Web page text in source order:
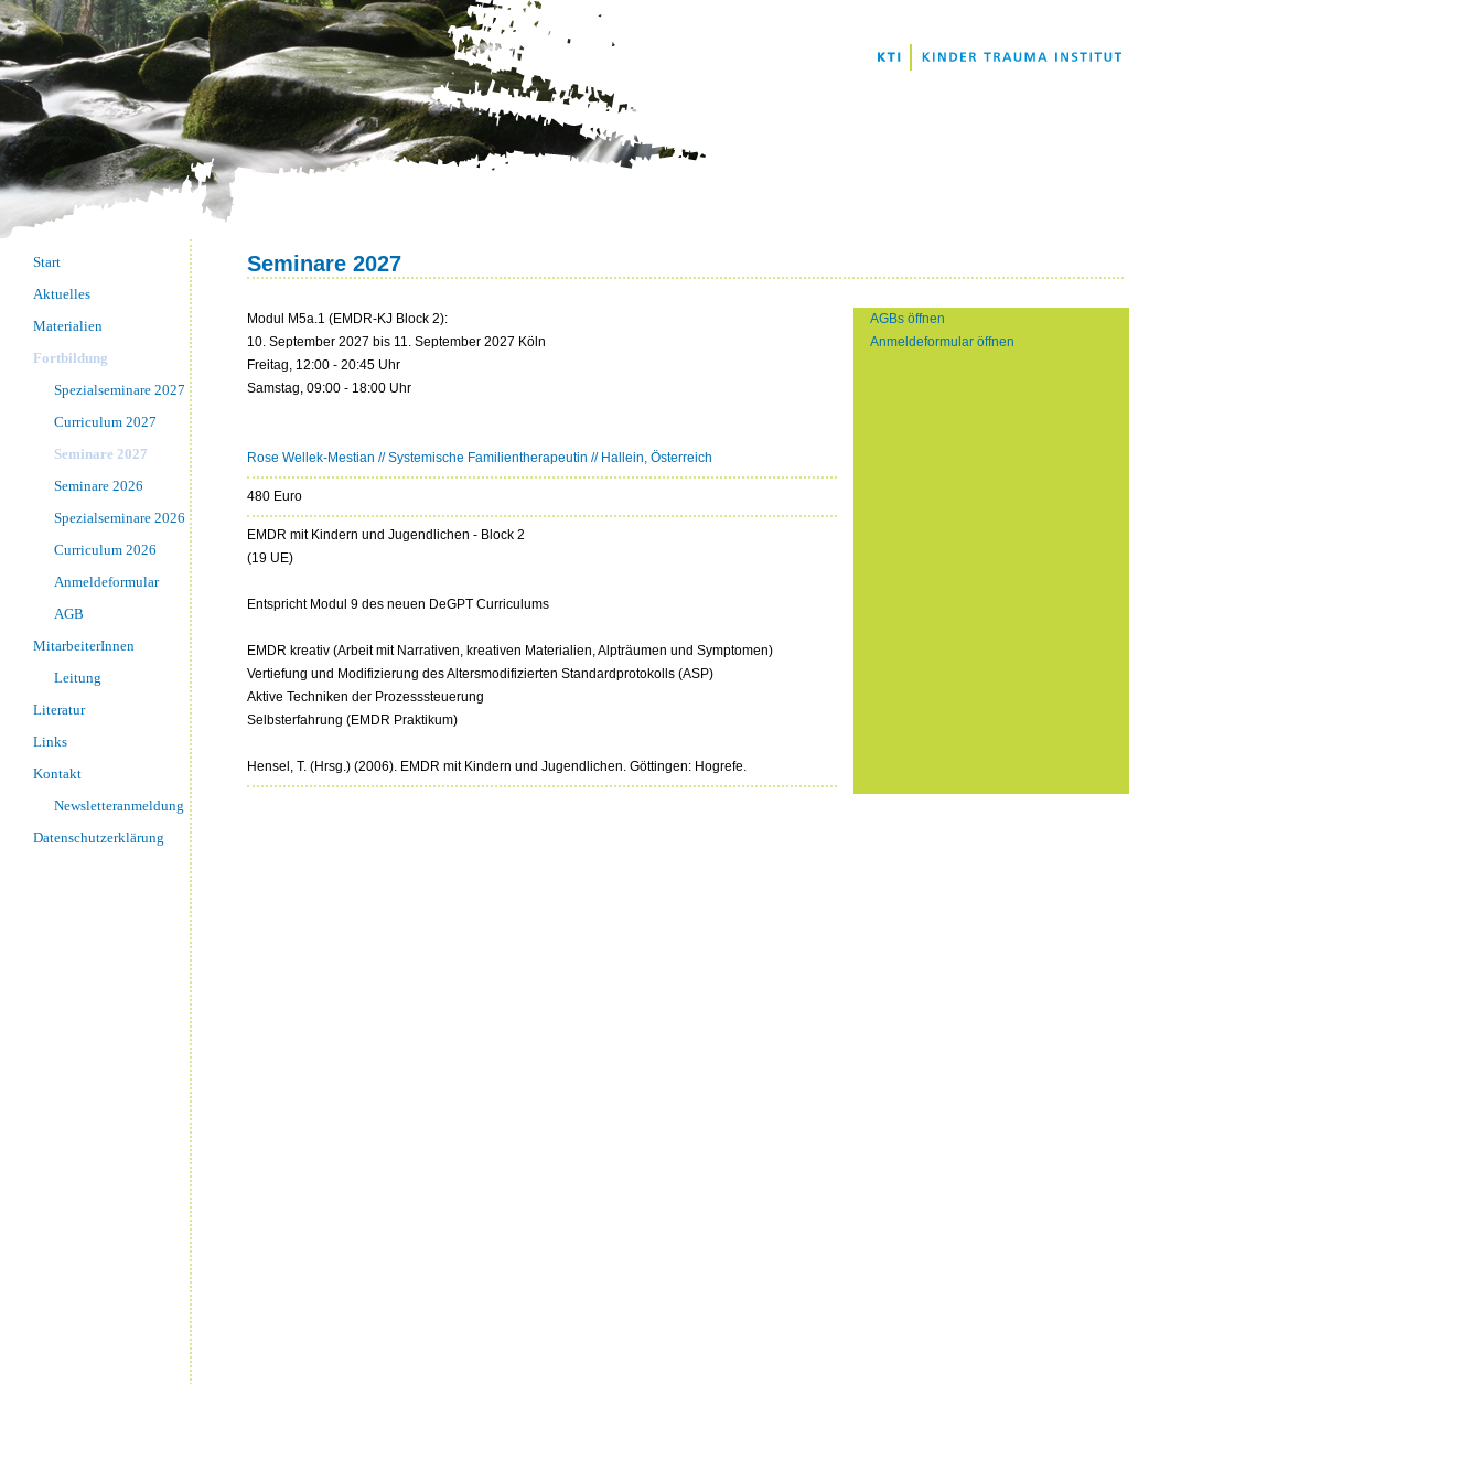
Seminare 2027
Modul M5a.1 (EMDR-KJ Block 2):
10. September 2027 bis 11. September 2027 Köln
Freitag, 12:00 - 20:45 Uhr
Samstag, 09:00 - 18:00 Uhr
Rose Wellek-Mestian // Systemische Familientherapeutin // Hallein, Österreich
480 Euro
EMDR mit Kindern und Jugendlichen - Block 2
(19 UE)
Entspricht Modul 9 des neuen DeGPT Curriculums
EMDR kreativ (Arbeit mit Narrativen, kreativen Materialien, Alpträumen und Symptomen)
Vertiefung und Modifizierung des Altersmodifizierten Standardprotokolls (ASP)
Aktive Techniken der Prozesssteuerung
Selbsterfahrung (EMDR Praktikum)
Hensel, T. (Hrsg.) (2006). EMDR mit Kindern und Jugendlichen. Göttingen: Hogrefe.
AGBs öffnen
Anmeldeformular öffnen
Start
Aktuelles
Materialien
Fortbildung
Spezialseminare 2027
Curriculum 2027
Seminare 2027
Seminare 2026
Spezialseminare 2026
Curriculum 2026
Anmeldeformular
AGB
MitarbeiterInnen
Leitung
Literatur
Links
Kontakt
Newsletteranmeldung
Datenschutzerklärung